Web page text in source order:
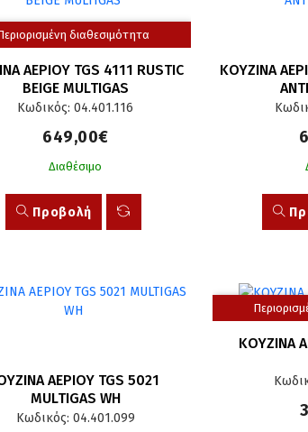
διαθεσιμότητα
ΑΕΡΙΟΥ TGS 4111 RUSTIC
BEIGE MULTIGAS
Κωδικός: 04.401.116
649,00€
Διαθέσιμο
Προβολή
ΚΟΥΖΙΝΑ
ΑΕΡΙΟΥ TGS 5021
MULTIGAS WH
Κωδικός: 04.401.099
ΚΟΥΖΙΝΑ